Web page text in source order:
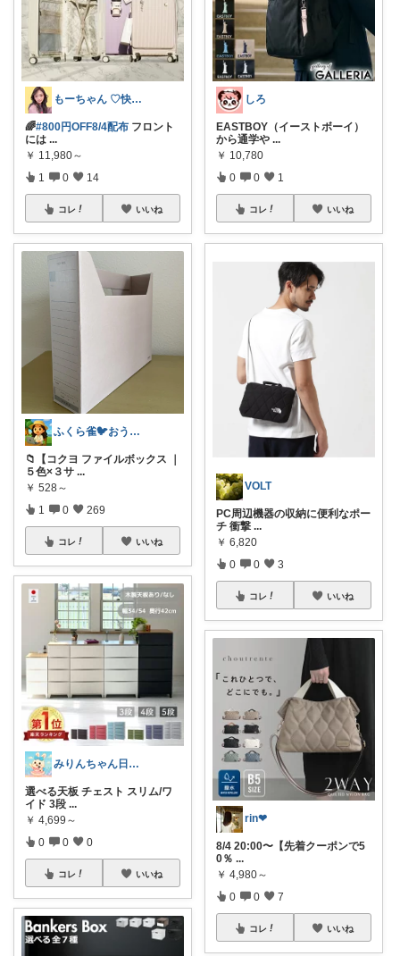
もーちゃん ♡快適生活~旅行大好き🌈✨
🌈#800円OFF8/4配布 フロント
には ...
￥ 11,980～
1 0 14
コレ いいね
ふくら雀🐦おうちしごとラボ
📁【コクヨ ファイルボックス ｜
５色×３サ ...
￥ 528～
1 0 269
コレ いいね
みりんちゃん日曜品専門店
選べる天板 チェスト スリム/ワ
イド 3段 ...
￥ 4,699～
0 0 0
コレ いいね
しろ
EASTBOY（イーストボーイ）
から通学や ...
￥ 10,780
0 0 1
コレ いいね
VOLT
PC周辺機器の収納に便利なポー
チ 衝撃 ...
￥ 6,820
0 0 3
コレ いいね
rin❤︎
8/4 20:00〜【先着クーポンで5
0％ ...
￥ 4,980～
0 0 7
コレ いいね